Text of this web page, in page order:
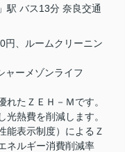
」駅 バス13分 奈良交通
円、ルームクリーニン
ャーメゾンライフ
れたＺＥＨ－Ｍです。
熱費を削減します。
能表示制度）によるＺ
ネルギー消費削減率